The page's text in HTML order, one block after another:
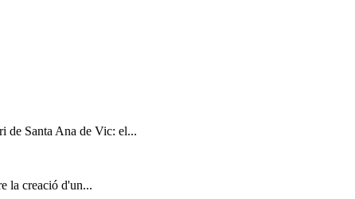
de Santa Ana de Vic: el...
la creació d'un...